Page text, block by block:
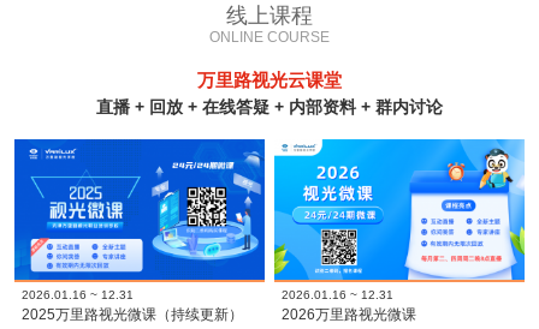
线上课程
ONLINE COURSE
万里路视光云课堂
直播 + 回放 + 在线答疑 + 内部资料 + 群内讨论
2026.01.16 ~ 12.31
2025万里路视光微课（持续更新）
2026.01.16 ~ 12.31
2026万里路视光微课